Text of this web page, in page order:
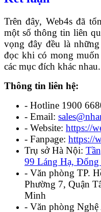
Trên đây, Web4s đã
một số thông tin liên
vọng đây đều là
đọc khi có mong
các mục đích khác nhau.
Thông tin liên hệ:
- Hotline 1900
- Email:
- Website: https://
- Fanpage: https://
Trụ sở Hà Nội:
99 Láng Hạ,
- Văn phòng TP.
Phường 7, Quận
Minh
- Văn phòng